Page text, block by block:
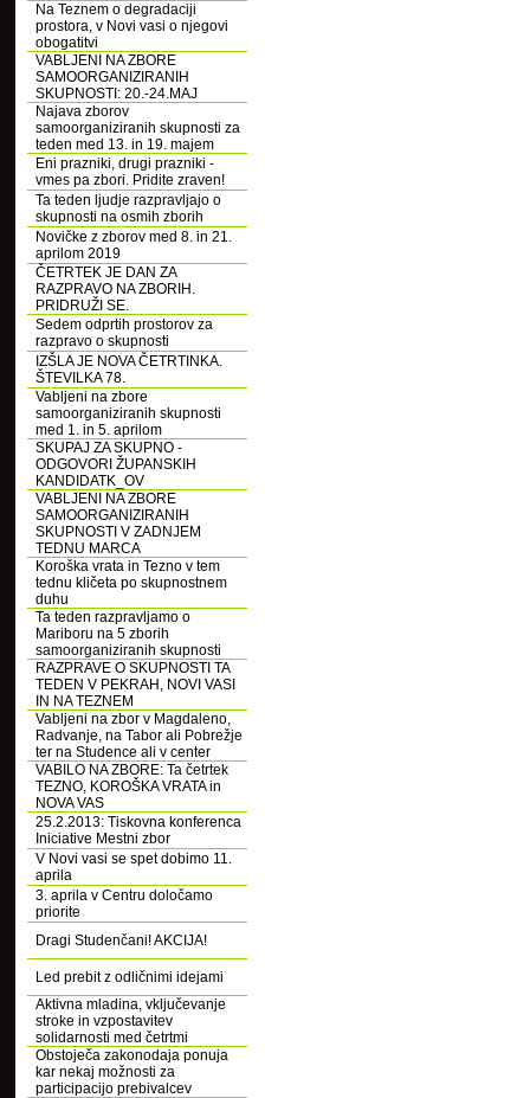
Na Teznem o degradaciji
prostora, v Novi vasi o njegovi
obogatitvi
VABLJENI NA ZBORE
SAMOORGANIZIRANIH
SKUPNOSTI: 20.-24.MAJ
Najava zborov
samoorganiziranih skupnosti za
teden med 13. in 19. majem
Eni prazniki, drugi prazniki -
vmes pa zbori. Pridite zraven!
Ta teden ljudje razpravljajo o
skupnosti na osmih zborih
Novičke z zborov med 8. in 21.
aprilom 2019
ČETRTEK JE DAN ZA
RAZPRAVO NA ZBORIH.
PRIDRUŽI SE.
Sedem odprtih prostorov za
razpravo o skupnosti
IZŠLA JE NOVA ČETRTINKA.
ŠTEVILKA 78.
Vabljeni na zbore
samoorganiziranih skupnosti
med 1. in 5. aprilom
SKUPAJ ZA SKUPNO -
ODGOVORI ŽUPANSKIH
KANDIDATK_OV
VABLJENI NA ZBORE
SAMOORGANIZIRANIH
SKUPNOSTI V ZADNJEM
TEDNU MARCA
Koroška vrata in Tezno v tem
tednu kličeta po skupnostnem
duhu
Ta teden razpravljamo o
Mariboru na 5 zborih
samoorganiziranih skupnosti
RAZPRAVE O SKUPNOSTI TA
TEDEN V PEKRAH, NOVI VASI
IN NA TEZNEM
Vabljeni na zbor v Magdaleno,
Radvanje, na Tabor ali Pobrežje
ter na Studence ali v center
VABILO NA ZBORE: Ta četrtek
TEZNO, KOROŠKA VRATA in
NOVA VAS
25.2.2013: Tiskovna konferenca
Iniciative Mestni zbor
V Novi vasi se spet dobimo 11.
aprila
3. aprila v Centru določamo
priorite
Dragi Studenčani! AKCIJA!
Led prebit z odličnimi idejami
Aktivna mladina, vključevanje
stroke in vzpostavitev
solidarnosti med četrtmi
Obstoječa zakonodaja ponuja
kar nekaj možnosti za
participacijo prebivalcev